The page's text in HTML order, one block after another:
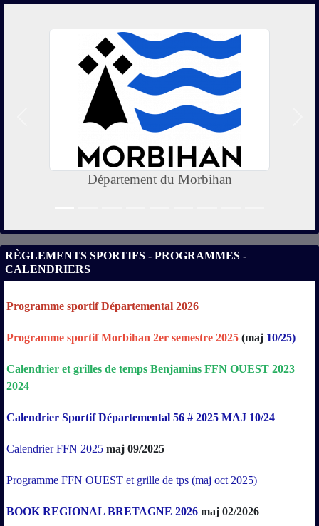
Département du Morbihan
RÈGLEMENTS SPORTIFS - PROGRAMMES -
CALENDRIERS
Programme sportif Départemental 2026
Programme sportif Morbihan 2er semestre 2025 (maj 10/25)
Calendrier et grilles de temps Benjamins FFN OUEST 2023
2024
Calendrier Sportif Départemental 56 # 2025 MAJ 10/24
Calendrier FFN 2025 maj 09/2025
Programme FFN OUEST et grille de tps (maj oct 2025)
BOOK REGIONAL BRETAGNE 2026 maj 02/2026